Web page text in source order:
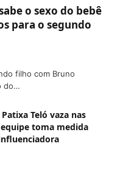
o sexo do bebê
para o segundo
filho com Bruno
do…
Teló vaza nas
toma medida